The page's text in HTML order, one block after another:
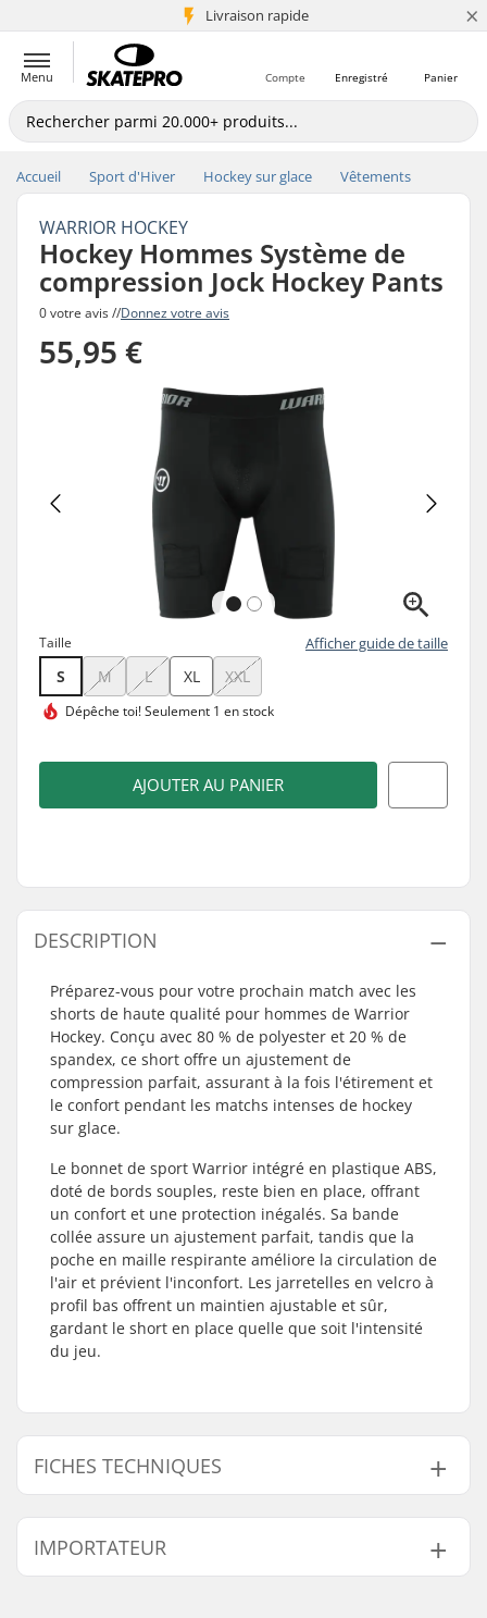
Livraison rapide
+5 mio de clients ×
Menu Panier
Enregistré
Compte
Accueil Sport d'Hiver Hockey sur glace Vêtements
WARRIOR HOCKEY
Hockey Hommes Système de
compression Jock Hockey Pants
0 votre avis //Donnez votre avis
55,95 €
Taille Afficher guide de taille
S M L XL XXL
Dépêche toi!Seulement 1 en stock
AJOUTER AU PANIER
DESCRIPTION
Préparez-vous pour votre prochain match avec les
shorts de haute qualité pour hommes de Warrior
Hockey. Conçu avec 80 % de polyester et 20 % de
spandex, ce short offre un ajustement de
compression parfait, assurant à la fois l'étirement et
le confort pendant les matchs intenses de hockey
sur glace.
Le bonnet de sport Warrior intégré en plastique ABS,
doté de bords souples, reste bien en place, offrant
un confort et une protection inégalés. Sa bande
collée assure un ajustement parfait, tandis que la
poche en maille respirante améliore la circulation de
l'air et prévient l'inconfort. Les jarretelles en velcro à
profil bas offrent un maintien ajustable et sûr,
gardant le short en place quelle que soit l'intensité
du jeu.
FICHES TECHNIQUES
Sexe:
Homme
Matériel:
IMPORTATEUR